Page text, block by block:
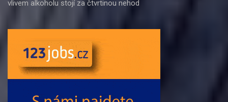
vlivem alkoholu stojí za čtvrtinou nehod